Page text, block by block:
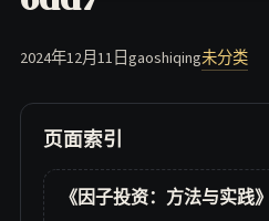
2024年12月11日gaoshiqing未分类
页面索引
《因子投资：方法与实践》